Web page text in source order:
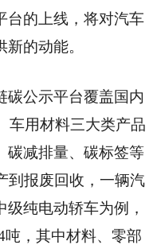
台的上线，将对汽车
的动能。
碳公示平台覆盖国内
车用材料三大类产品
碳减排量、碳标签等
到报废回收，一辆汽
纯电动轿车为例，
，其中材料、零部